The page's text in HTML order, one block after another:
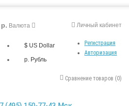
Личный кабинет
Регистрация
Авторизация
р. Валюта
$ US Dollar
р. Рубль
Сравнение товаров (0)